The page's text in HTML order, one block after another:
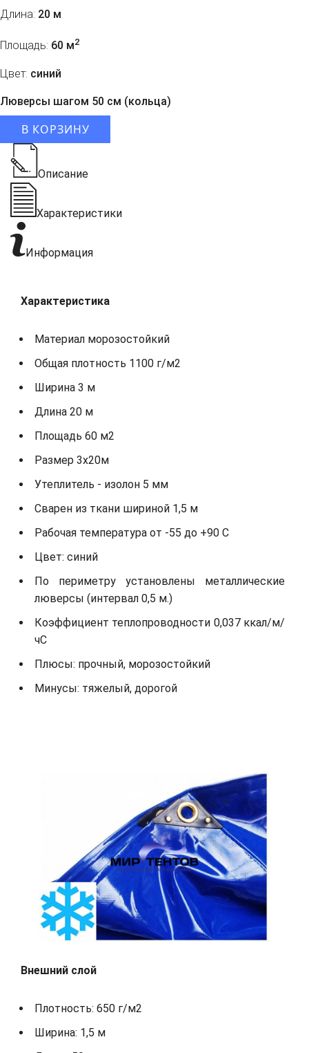
Длина: 20 м
Площадь: 60 м2
Цвет: синий
Люверсы шагом 50 см (кольца)
В КОРЗИНУ
Описание
Характеристики
Информация
Характеристика
Материал морозостойкий
Общая плотность 1100 г/м2
Ширина 3 м
Длина 20 м
Площадь 60 м2
Размер 3х20м
Утеплитель - изолон 5 мм
Сварен из ткани шириной 1,5 м
Рабочая температура от -55 до +90 С
Цвет: синий
По периметру установлены металлические
люверсы (интервал 0,5 м.)
Коэффициент теплопроводности 0,037 ккал/м/
чС
Плюсы: прочный, морозостойкий
Минусы: тяжелый, дорогой
Внешний слой
Плотность: 650 г/м2
Ширина: 1,5 м